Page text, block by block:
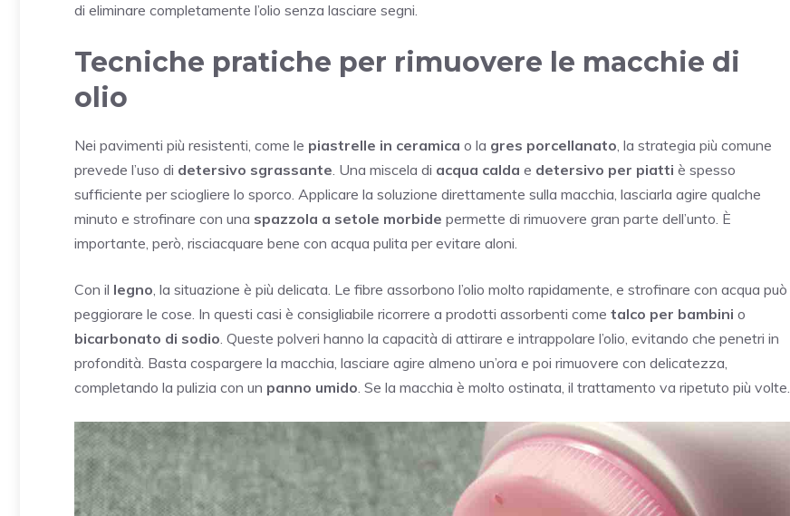
di eliminare completamente l’olio senza lasciare segni.
Tecniche pratiche per rimuovere le macchie di
olio
Nei pavimenti più resistenti, come le piastrelle in ceramica o la gres porcellanato, la strategia più comune
prevede l’uso di detersivo sgrassante. Una miscela di acqua calda e detersivo per piatti è spesso
sufficiente per sciogliere lo sporco. Applicare la soluzione direttamente sulla macchia, lasciarla agire qualche
minuto e strofinare con una spazzola a setole morbide permette di rimuovere gran parte dell’unto. È
importante, però, risciacquare bene con acqua pulita per evitare aloni.
Con il legno, la situazione è più delicata. Le fibre assorbono l’olio molto rapidamente, e strofinare con acqua può
peggiorare le cose. In questi casi è consigliabile ricorrere a prodotti assorbenti come talco per bambini o
bicarbonato di sodio. Queste polveri hanno la capacità di attirare e intrappolare l’olio, evitando che penetri in
profondità. Basta cospargere la macchia, lasciare agire almeno un’ora e poi rimuovere con delicatezza,
completando la pulizia con un panno umido. Se la macchia è molto ostinata, il trattamento va ripetuto più volte.